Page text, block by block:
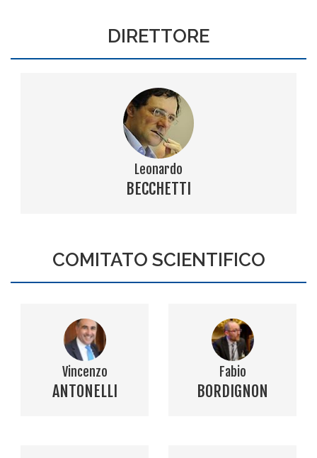
DIRETTORE
Leonardo
BECCHETTI
COMITATO SCIENTIFICO
Vincenzo
ANTONELLI
Fabio
BORDIGNON